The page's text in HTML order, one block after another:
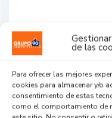
de las
Para ofrecer las mejores
cookies para almacenar y/o
consentimiento de estas
como el comportamiento de
...